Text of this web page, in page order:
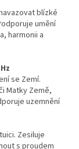
blízké
umění
a
se Zemí.
Matky Země,
uzemnění
Zesiluje
s proudem